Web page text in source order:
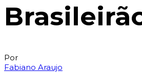
Por
Fabiano Araujo